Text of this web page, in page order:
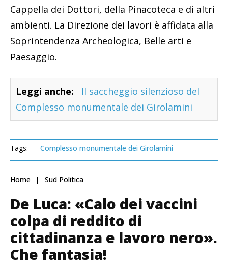
Cappella dei Dottori, della Pinacoteca e di altri
ambienti. La Direzione dei lavori è affidata alla
Soprintendenza Archeologica, Belle arti e
Paesaggio.
Leggi anche:
Il saccheggio silenzioso del
Complesso monumentale dei Girolamini
Tags: Complesso monumentale dei Girolamini
Home Sud Politica
De Luca: «Calo dei vaccini
colpa di reddito di
cittadinanza e lavoro nero».
Che fantasia!